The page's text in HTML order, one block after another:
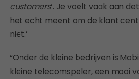
customers‘. Je voelt vaak aan
het echt meent om de klant
niet.’
“Onder de kleine bedrijven is
kleine telecomspeler, een mooi